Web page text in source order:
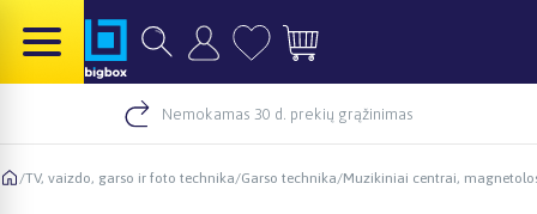
Nemokamas 30 d. prekių grąžinimas
/TV, vaizdo, garso ir foto technika/Garso technika/Muzikiniai centrai,